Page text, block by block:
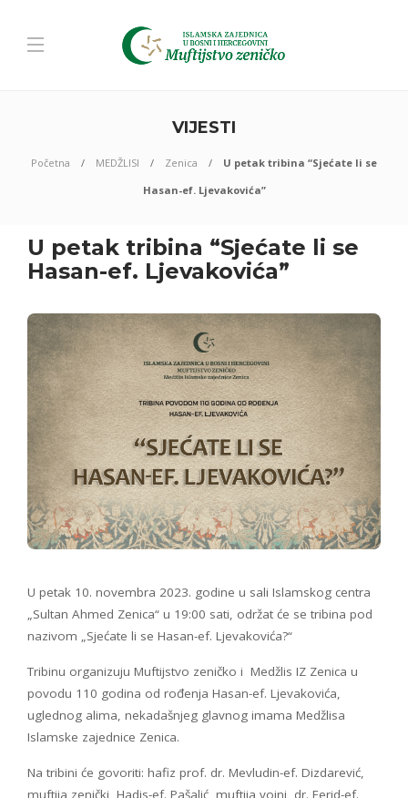
VIJESTI
Početna MEDŽLISI Zenica
U petak tribina “Sjećate li se
Hasan-ef. Ljevakovića”
U petak tribina “Sjećate li se
Hasan-ef. Ljevakovića”
U petak 10. novembra 2023. godine u sali Islamskog centra
„Sultan Ahmed Zenica“ u 19:00 sati, održat će se tribina pod
nazivom „Sjećate li se Hasan-ef. Ljevakovića?“
Tribinu organizuju Muftijstvo zeničko i Medžlis IZ Zenica u
povodu 110 godina od rođenja Hasan-ef. Ljevakovića,
uglednog alima, nekadašnjeg glavnog imama Medžlisa
Islamske zajednice Zenica.
Na tribini će govoriti: hafiz prof. dr. Mevludin-ef. Dizdarević,
muftija zenički, Hadis-ef. Pašalić, muftija vojni, dr. Ferid-ef.